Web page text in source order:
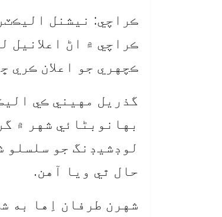
ڪراچي: نيشنل
ڪراچي ۾ اڻ اعلانيل
ڪچهري جو اعلان ڪري
گذريل مهيني ڪي
بهانوبڻائي شهر ۾
لوڊشيڊنگ جو سلسلو
حال ٿي ويا آهن.
شهرن طرفان اِها به